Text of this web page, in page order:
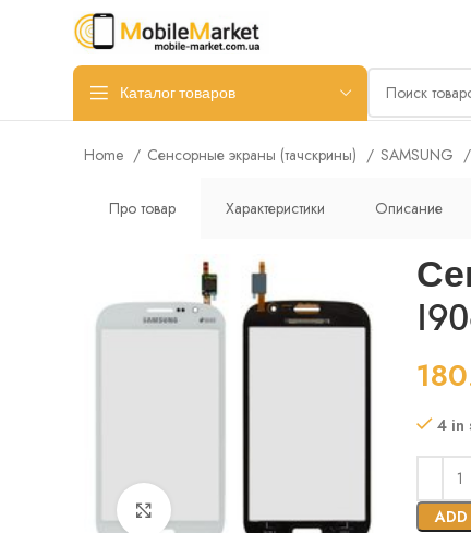
Каталог товаров
Home Сенсорные экраны (тачскрины) SAMSUNG
Про товар Характеристики Описание
4 in